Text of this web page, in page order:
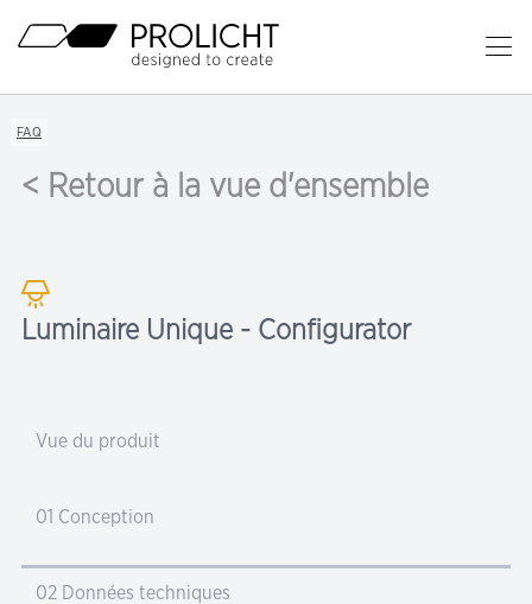
En-
le
Breadcrumb
FAQ
< Retour à la vue d'ensemble
Luminaire Unique - Configurator
Vue du produit
01 Conception
02 Données techniques